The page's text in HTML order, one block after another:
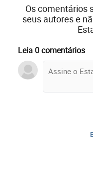
Os comentários
seus autores e
Leia 0 comentários